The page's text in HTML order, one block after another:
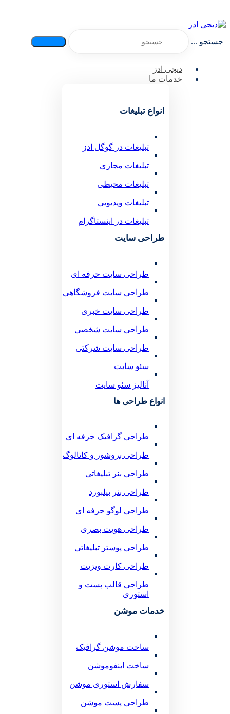
جستجو ...
دیجی ادز
خدمات ما
انواع تبلیغات
تبلیغات در گوگل ادز
تبلیغات مجازی
تبلیغات محیطی
تبلیغات ویدیویی
تبلیغات در اینستاگرام
طراحی سایت
طراحی سایت حرفه ای
طراحی سایت فروشگاهی
طراحی سایت خبری
طراحی سایت شخصی
طراحی سایت شرکتی
سئو سایت
آنالیز سئو سایت
انواع طراحی ها
طراحی گرافیک حرفه ای
طراحی بروشور و کاتالوگ
طراحی بنر تبلیغاتی
طراحی بنر بیلبورد
طراحی لوگو حرفه ای
طراحی هویت بصری
طراحی پوستر تبلیغاتی
طراحی کارت ویزیت
طراحی قالب پست و
استوری
خدمات موشن
ساخت موشن گرافیک
ساخت اینفوموشن
سفارش استوری موشن
طراحی پست موشن